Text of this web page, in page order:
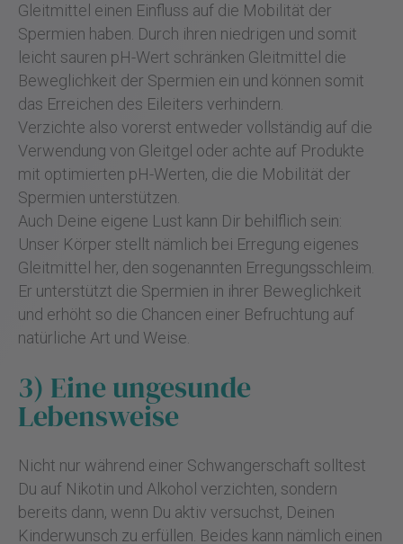
Gleitmittel einen Einfluss auf die Mobilität der
Spermien haben. Durch ihren niedrigen und somit
leicht sauren pH-Wert schränken Gleitmittel die
Beweglichkeit der Spermien ein und können somit
das Erreichen des Eileiters verhindern.
Verzichte also vorerst entweder vollständig auf die
Verwendung von Gleitgel oder achte auf Produkte
mit optimierten pH-Werten, die die Mobilität der
Spermien unterstützen.
Auch Deine eigene Lust kann Dir behilflich sein:
Unser Körper stellt nämlich bei Erregung eigenes
Gleitmittel her, den sogenannten Erregungsschleim.
Er unterstützt die Spermien in ihrer Beweglichkeit
und erhöht so die Chancen einer Befruchtung auf
natürliche Art und Weise.
3) Eine ungesunde
Lebensweise
Nicht nur während einer Schwangerschaft solltest
Du auf Nikotin und Alkohol verzichten, sondern
bereits dann, wenn Du aktiv versuchst, Deinen
Kinderwunsch zu erfüllen. Beides kann nämlich einen